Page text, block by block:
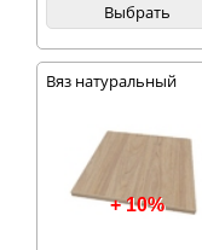
Выбрать
Вяз натуральный
+ 10%